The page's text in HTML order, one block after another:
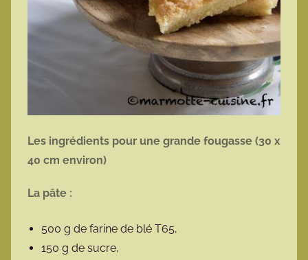
Les ingrédients pour une grande fougasse (30 x
40 cm environ)
La pâte :
500 g de farine de blé T65,
150 g de sucre,